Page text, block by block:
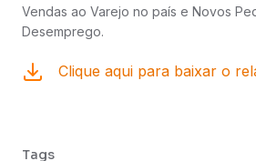
Vendas ao Varejo no país e Novos
Desemprego.
Clique aqui para baixar o
Tags